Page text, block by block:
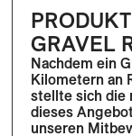
GRAVEL
Nachdem ein
Kilometern an
stellte sich die
dieses
unseren